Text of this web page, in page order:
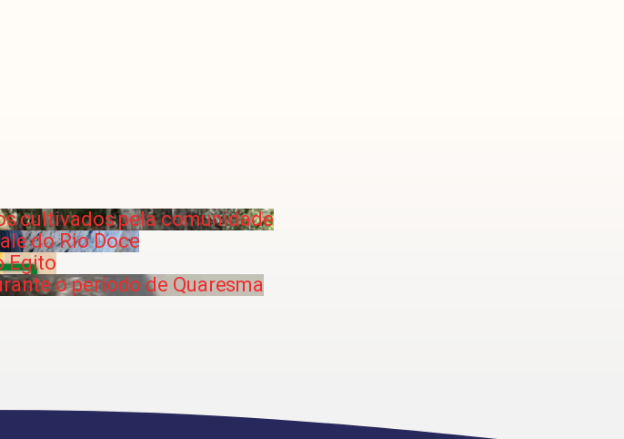
cultivados pela comunidade
do Rio Doce
Egito
o período de Quaresma